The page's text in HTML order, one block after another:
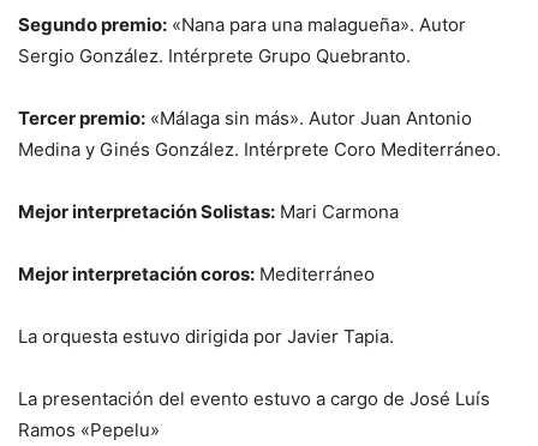
Segundo premio: «Nana para una malagueña». Autor
Sergio González. Intérprete Grupo Quebranto.
Tercer premio: «Málaga sin más». Autor Juan Antonio
Medina y Ginés González. Intérprete Coro Mediterráneo.
Mejor interpretación Solistas: Mari Carmona
Mejor interpretación coros: Mediterráneo
La orquesta estuvo dirigida por Javier Tapia.
La presentación del evento estuvo a cargo de José Luís
Ramos «Pepelu»